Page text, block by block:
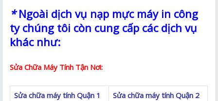
*Ngoài dịch vụ nạp mực máy in công
ty chúng tôi còn cung cấp các dịch vụ
khác như:
Sửa Chữa Máy Tính Tận Nơi:
Sửa chữa máy tính Quận 1
Sửa chữa máy tính Quận 2